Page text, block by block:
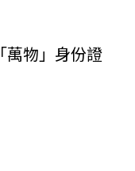
萬物」身份證